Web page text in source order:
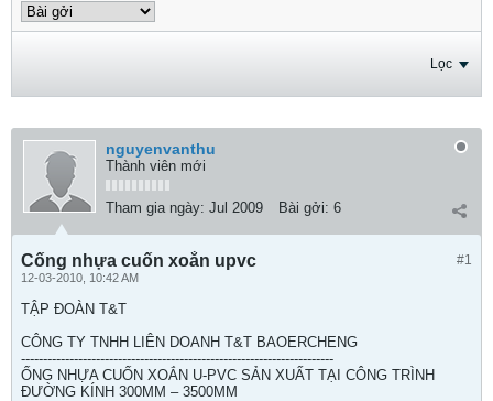
Lọc
nguyenvanthu
Thành viên mới
Tham gia ngày: Jul 2009 Bài gởi: 6
#1
Cống nhựa cuốn xoắn upvc
12-03-2010, 10:42 AM
TẬP ĐOÀN T&T
CÔNG TY TNHH LIÊN DOANH T&T BAOERCHENG
-----------------------------------------------------------------------
ỐNG NHỰA CUỐN XOẮN U-PVC SẢN XUẤT TẠI CÔNG TRÌNH
ĐƯỜNG KÍNH 300MM – 3500MM